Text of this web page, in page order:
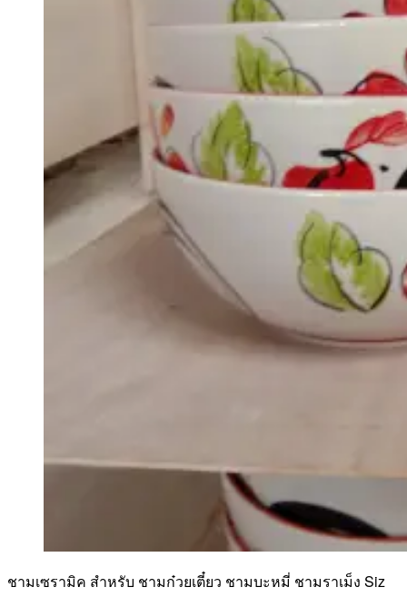
ชามเซรามิค สำหรับ ชามก๋วยเตี๋ยว ชามบะหมี่ ชามราเม็ง Siz